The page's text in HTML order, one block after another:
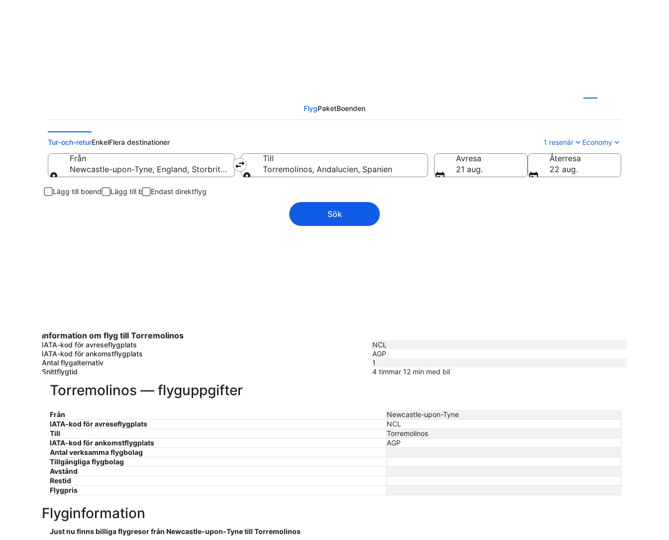
FlygPaketBoenden
Tur-och-returEnkelFlera destinationer 1 resenär Economy
Från
Newcastle-upon-Tyne, England, Storbritannien
Till
Torremolinos, Andalucien, Spanien
Avresa
21 aug.
Återresa
22 aug.
Lägg till boende Lägg till bil Endast direktflyg
Sök
Information om flyg till Torremolinos
IATA-kod för avreseflygplats
NCL
IATA-kod för ankomstflygplats
AGP
Antal flygalternativ
1
Snittflygtid
4 timmar 12 min med bil
Torremolinos — flyguppgifter
Från
Newcastle-upon-Tyne
IATA-kod för avreseflygplats
NCL
Till
Torremolinos
IATA-kod för ankomstflygplats
AGP
Antal verksamma flygbolag
Tillgängliga flygbolag
Avstånd
Restid
Flygpris
Flyginformation
Just nu finns billiga flygresor från Newcastle-upon-Tyne till Torremolinos